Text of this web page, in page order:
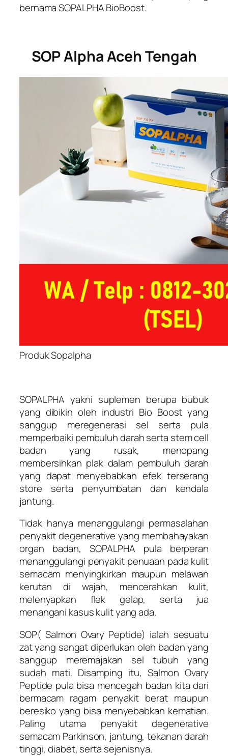
bernama SOPALPHA BioBoost.
SOP Alpha Aceh Tengah
Produk Sopalpha
SOPALPHA yakni suplemen berupa bubuk
yang dibikin oleh industri Bio Boost yang
sanggup meregenerasi sel serta pula
memperbaiki pembuluh darah serta stem cell
badan yang rusak, menopang
membersihkan plak dalam pembuluh darah
yang dapat menyebabkan efek terserang
store serta penyumbatan dan kendala
jantung.
Tidak hanya menanggulangi permasalahan
penyakit degenerative yang membahayakan
organ badan, SOPALPHA pula berperan
menanggulangi penyakit penuaan pada kulit
semacam menyingkirkan maupun melawan
kerutan di wajah, mencerahkan kulit,
melenyapkan flek gelap, serta jua
menangani kasus kulit yang ada.
SOP( Salmon Ovary Peptide) ialah sesuatu
zat yang sangat diperlukan oleh badan yang
sanggup meremajakan sel tubuh yang
sudah mati. Disamping itu, Salmon Ovary
Peptide pula bisa mencegah badan kita dari
bermacam ragam penyakit berat maupun
beresiko yang bisa menyebabkan kematian.
Paling utama penyakit degenerative
semacam Parkinson, jantung, tekanan darah
tinggi, diabet, serta sejenisnya.